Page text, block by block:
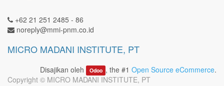
+62 21 251 2485 - 86
noreply@mmi-pnm.co.id
MICRO MADANI INSTITUTE, PT
Disajikan oleh Odoo , the #1 Open Source eCommerce.
Copyright © MICRO MADANI INSTITUTE, PT